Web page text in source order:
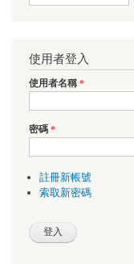
使用者登入
使用者名稱*
密碼*
註冊新帳號
索取新密碼